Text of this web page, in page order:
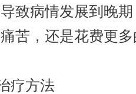
致病情发展到晚
苦，还是花费更多
方法